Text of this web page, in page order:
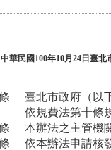
中華民國100年10月24日臺北
臺北市政府（以
依規費法第十條
本辦法之主管機
依本辦法申請核